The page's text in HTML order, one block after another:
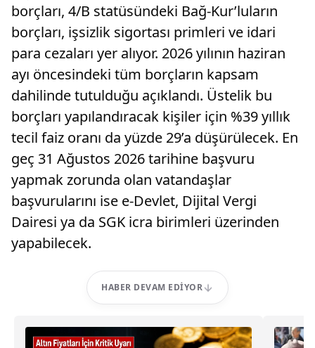
borçları, 4/B statüsündeki Bağ-Kur’luların
borçları, işsizlik sigortası primleri ve idari
para cezaları yer alıyor. 2026 yılının haziran
ayı öncesindeki tüm borçların kapsam
dahilinde tutulduğu açıklandı. Üstelik bu
borçları yapılandıracak kişiler için %39 yıllık
tecil faiz oranı da yüzde 29’a düşürülecek. En
geç 31 Ağustos 2026 tarihine başvuru
yapmak zorunda olan vatandaşlar
başvurularını ise e-Devlet, Dijital Vergi
Dairesi ya da SGK icra birimleri üzerinden
yapabilecek.
HABER DEVAM EDIYOR